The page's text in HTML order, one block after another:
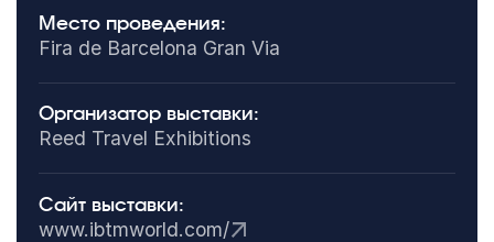
Место проведения:
Fira de Barcelona Gran Via
Организатор выставки:
Reed Travel Exhibitions
Сайт выставки:
www.ibtmworld.com/